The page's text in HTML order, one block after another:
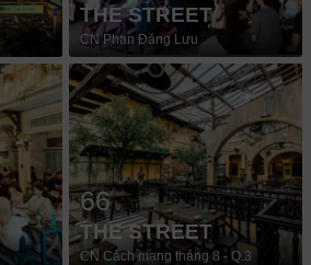
THE STREET
CN Phan Đăng Lưu
66
THE STREET
CN Cách mạng tháng 8 - Q.3